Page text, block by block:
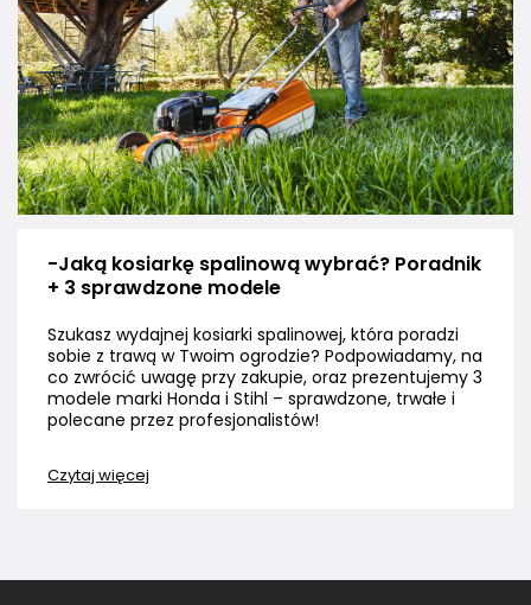
-Jaką kosiarkę spalinową wybrać? Poradnik
+ 3 sprawdzone modele
Szukasz wydajnej kosiarki spalinowej, która poradzi
sobie z trawą w Twoim ogrodzie? Podpowiadamy, na
co zwrócić uwagę przy zakupie, oraz prezentujemy 3
modele marki Honda i Stihl – sprawdzone, trwałe i
polecane przez profesjonalistów!
Czytaj więcej